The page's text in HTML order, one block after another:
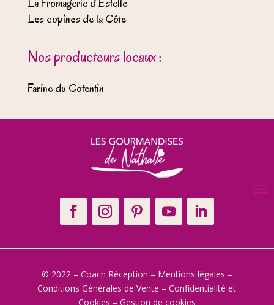
La Fromagerie d’Estelle
Les copines de la Côte
Nos producteurs locaux :
Farine du Cotentin
© 2022 – Coach Réception – Mentions légales –
Conditions Générales de Vente –Confidentialité et
Cookies – Gestion de cookies